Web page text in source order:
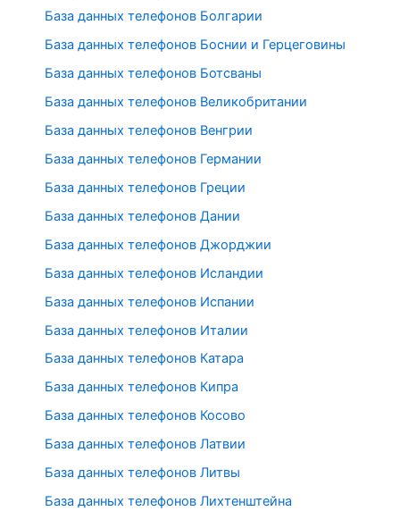
База данных телефонов Болгарии
База данных телефонов Боснии и Герцеговины
База данных телефонов Ботсваны
База данных телефонов Великобритании
База данных телефонов Венгрии
База данных телефонов Германии
База данных телефонов Греции
База данных телефонов Дании
База данных телефонов Джорджии
База данных телефонов Исландии
База данных телефонов Испании
База данных телефонов Италии
База данных телефонов Катара
База данных телефонов Кипра
База данных телефонов Косово
База данных телефонов Латвии
База данных телефонов Литвы
База данных телефонов Лихтенштейна